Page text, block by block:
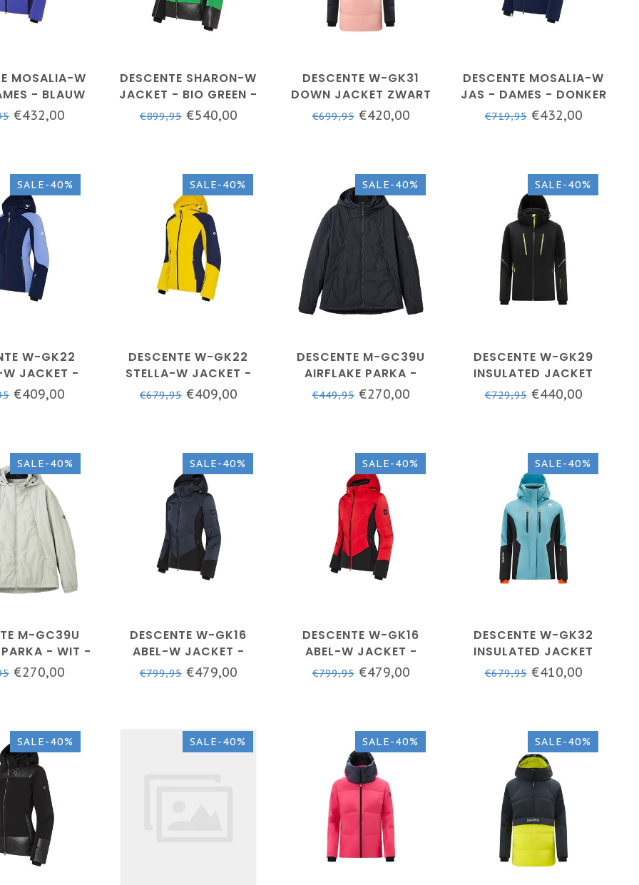
MOSALIA-W
- BLAUW
€432,00
DESCENTE SHARON-W
JACKET - BIO GREEN -
DAMES - SKIJAS
€899,95€540,00
DESCENTE W-GK31
DOWN JACKET ZWART
ROZE
€699,95€420,00
DESCENTE MOSALIA-W
JAS - DAMES - DONKER
BLAUW
€719,95€432,00
SALE-40%
W-GK22
W JACKET -
- DAMES
€409,00
SALE-40%
DESCENTE W-GK22
STELLA-W JACKET -
YELLOW
€679,95€409,00
SALE-40%
DESCENTE M-GC39U
AIRFLAKE PARKA -
NAVY/ZWART - MEN
€449,95€270,00
SALE-40%
DESCENTE W-GK29
INSULATED JACKET
ZWART - DAMES
€729,95€440,00
SALE-40%
M-GC39U
PARKA - WIT -
€270,00
SALE-40%
DESCENTE W-GK16
ABEL-W JACKET -
BLACK
€799,95€479,00
SALE-40%
DESCENTE W-GK16
ABEL-W JACKET -
ELECTRIC RED
€799,95€479,00
SALE-40%
DESCENTE W-GK32
INSULATED JACKET
BLUE - DAMES
€679,95€410,00
SALE-40% SALE-40% SALE-40% SALE-40%